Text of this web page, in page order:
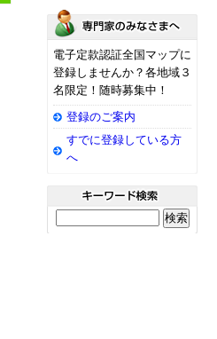
電子定款認証全国マップに
登録しませんか？各地域３
名限定！随時募集中！
登録のご案内
すでに登録している方
へ